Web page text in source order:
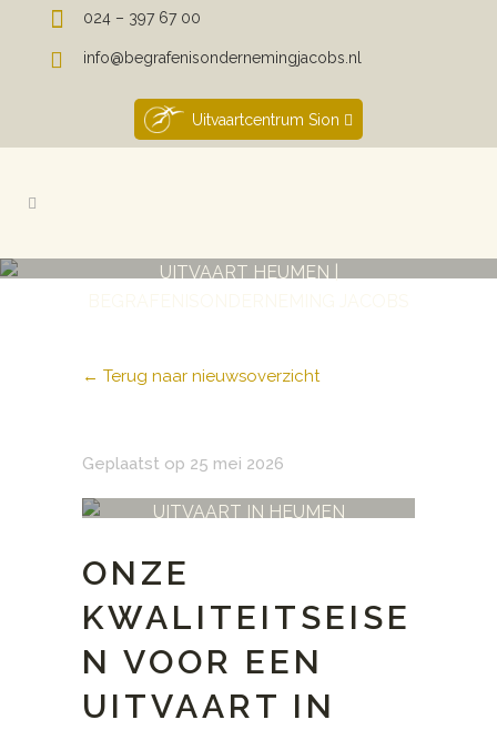
024 – 397 67 00
info@begrafenisondernemingjacobs.nl
Uitvaartcentrum Sion
UITVAART HEUMEN |
← Terug naar nieuwsoverzicht
Geplaatst op 25 mei 2026
UITVAART IN HEUMEN
ONZE
KWALITEITSEISE
N VOOR EEN
UITVAART IN